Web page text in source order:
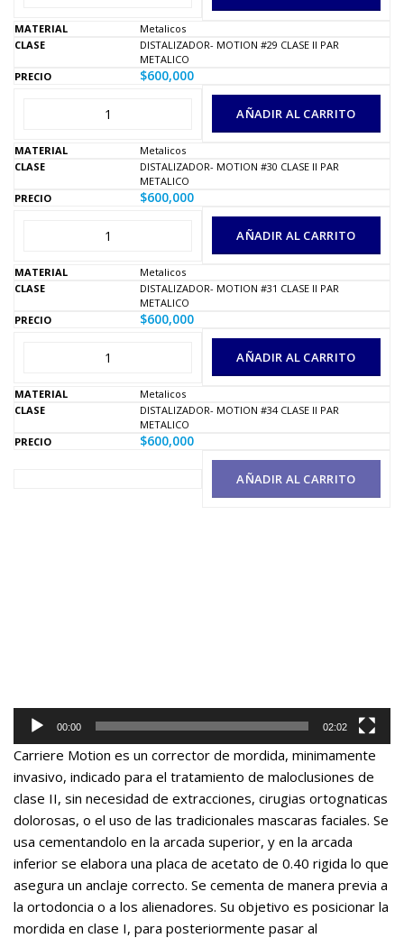
Metalicos
DISTALIZADOR- MOTION #29 CLASE II PAR
METALICO
$600,000
AÑADIR AL CARRITO
Metalicos
DISTALIZADOR- MOTION #30 CLASE II PAR
METALICO
$600,000
AÑADIR AL CARRITO
Metalicos
DISTALIZADOR- MOTION #31 CLASE II PAR
METALICO
$600,000
AÑADIR AL CARRITO
Metalicos
DISTALIZADOR- MOTION #34 CLASE II PAR
METALICO
$600,000
AÑADIR AL CARRITO
00:00 02:02
Carriere Motion es un corrector de mordida, minimamente
invasivo, indicado para el tratamiento de maloclusiones de
clase II, sin necesidad de extracciones, cirugias ortognaticas
dolorosas, o el uso de las tradicionales mascaras faciales. Se
usa cementandolo en la arcada superior, y en la arcada
inferior se elabora una placa de acetato de 0.40 rigida lo que
asegura un anclaje correcto. Se cementa de manera previa a
la ortodoncia o a los alienadores. Su objetivo es posicionar la
mordida en clase I, para posteriormente pasar al